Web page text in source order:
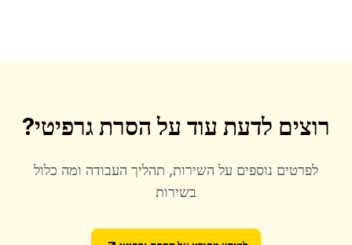
רוצים לדעת עוד עלהסרת גרפיטי?
לפרטים נוספים על השירות, תהליך העבודה ומה כלול
בשירות